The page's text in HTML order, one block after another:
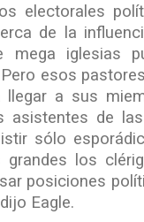
electorales
de la
mega iglesias
esos
llegar a sus
asistentes de
sólo
grandes los
posiciones
Eagle.